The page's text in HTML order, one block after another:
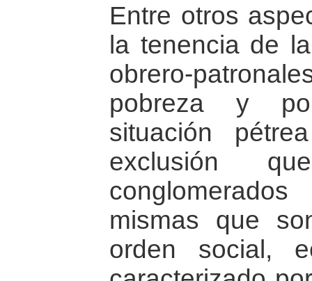
Entre otros
la tenencia de
obrero-
pobreza y
situación
exclusión
mismas que
orden social,